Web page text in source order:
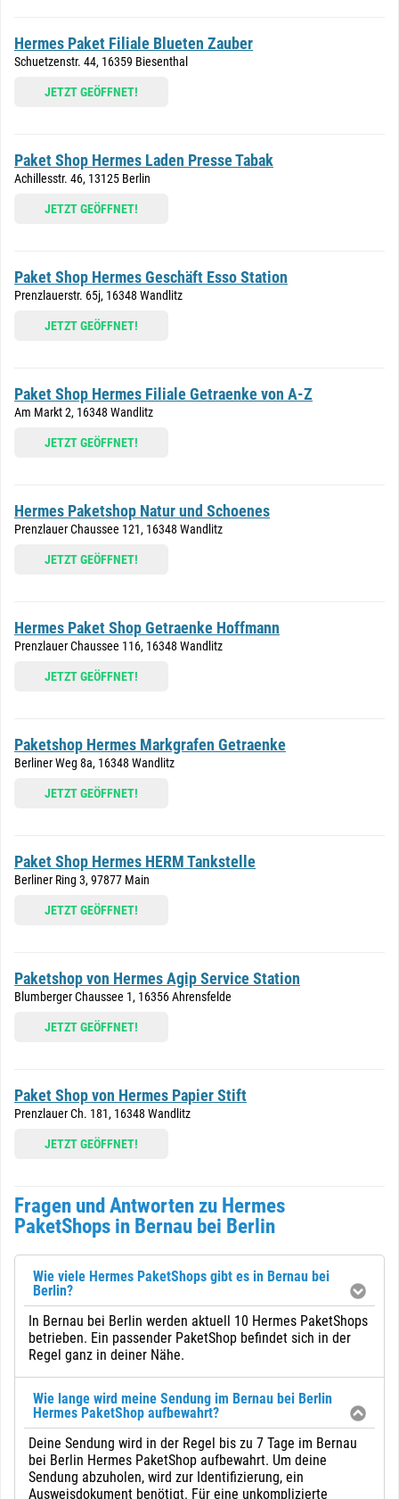
Hermes Paket Filiale Blueten Zauber
Schuetzenstr. 44, 16359 Biesenthal
JETZT GEÖFFNET!
Paket Shop Hermes Laden Presse Tabak
Achillesstr. 46, 13125 Berlin
JETZT GEÖFFNET!
Paket Shop Hermes Geschäft Esso Station
Prenzlauerstr. 65j, 16348 Wandlitz
JETZT GEÖFFNET!
Paket Shop Hermes Filiale Getraenke von A-Z
Am Markt 2, 16348 Wandlitz
JETZT GEÖFFNET!
Hermes Paketshop Natur und Schoenes
Prenzlauer Chaussee 121, 16348 Wandlitz
JETZT GEÖFFNET!
Hermes Paket Shop Getraenke Hoffmann
Prenzlauer Chaussee 116, 16348 Wandlitz
JETZT GEÖFFNET!
Paketshop Hermes Markgrafen Getraenke
Berliner Weg 8a, 16348 Wandlitz
JETZT GEÖFFNET!
Paket Shop Hermes HERM Tankstelle
Berliner Ring 3, 97877 Main
JETZT GEÖFFNET!
Paketshop von Hermes Agip Service Station
Blumberger Chaussee 1, 16356 Ahrensfelde
JETZT GEÖFFNET!
Paket Shop von Hermes Papier Stift
Prenzlauer Ch. 181, 16348 Wandlitz
JETZT GEÖFFNET!
Fragen und Antworten zu Hermes
PaketShops in Bernau bei Berlin
Wie viele Hermes PaketShops gibt es in Bernau bei
Berlin?
In Bernau bei Berlin werden aktuell 10 Hermes PaketShops
betrieben. Ein passender PaketShop befindet sich in der
Regel ganz in deiner Nähe.
Wie lange wird meine Sendung im Bernau bei Berlin
Hermes PaketShop aufbewahrt?
Deine Sendung wird in der Regel bis zu 7 Tage im Bernau
bei Berlin Hermes PaketShop aufbewahrt. Um deine
Sendung abzuholen, wird zur Identifizierung, ein
Ausweisdokument benötigt. Für eine unkomplizierte